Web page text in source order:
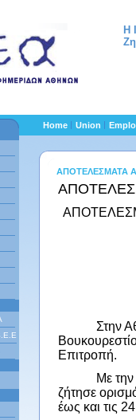
Η
Home Union
ΑΠΟΤΕΛΕΣΜΑΤΑ
Στην
Επιτροπή.
Με
ζήτησε
έως και τις